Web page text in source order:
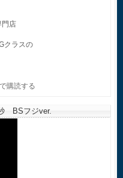
門店
クラスの
BSフジver.